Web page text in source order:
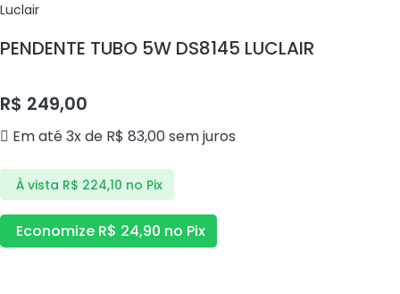
Luclair
PENDENTE TUBO 5W DS8145 LUCLAIR
R$ 249,00
Em até 3x de R$ 83,00sem juros
À vista R$ 224,10 no Pix
Economize R$ 24,90 no Pix